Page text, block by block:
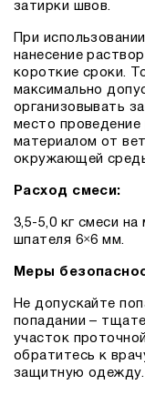
затирки швов.
При
нанесение
короткие сроки.
максимально
организовывать
место
материалом от
окружающей
Расход смеси:
3,5-5,0 кг смеси на
шпателя 6×6 мм.
Меры
Не допускайте
попадании –
участок
обратитесь к
защитную одежду.